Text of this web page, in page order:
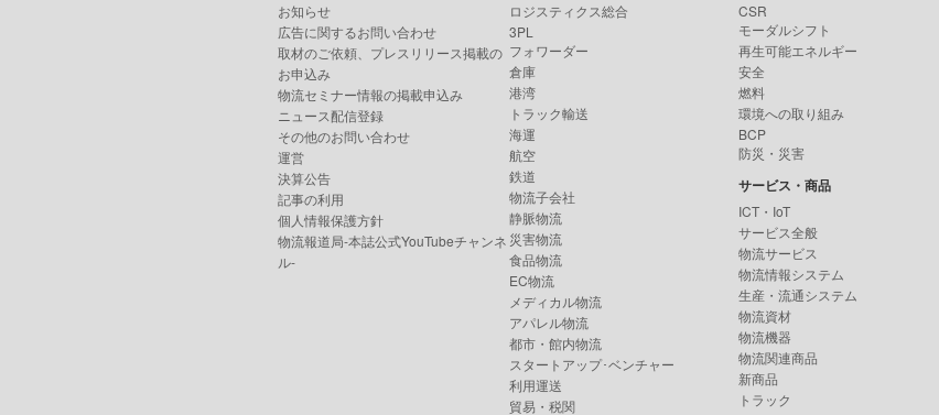
お知らせ
広告に関するお問い合わせ
取材のご依頼、プレスリリース掲載の
お申込み
物流セミナー情報の掲載申込み
ニュース配信登録
その他のお問い合わせ
運営
決算公告
記事の利用
個人情報保護方針
物流報道局-本誌公式YouTubeチャンネ
ル-
ロジスティクス総合
3PL
フォワーダー
倉庫
港湾
トラック輸送
海運
航空
鉄道
物流子会社
静脈物流
災害物流
食品物流
EC物流
メディカル物流
アパレル物流
都市・館内物流
スタートアップ･ベンチャー
利用運送
貿易・税関
CSR
モーダルシフト
再生可能エネルギー
安全
燃料
環境への取り組み
BCP
防災・災害
サービス・商品
ICT・IoT
サービス全般
物流サービス
物流情報システム
生産・流通システム
物流資材
物流機器
物流関連商品
新商品
トラック